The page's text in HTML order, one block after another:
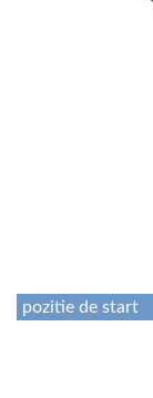
pozitie de start